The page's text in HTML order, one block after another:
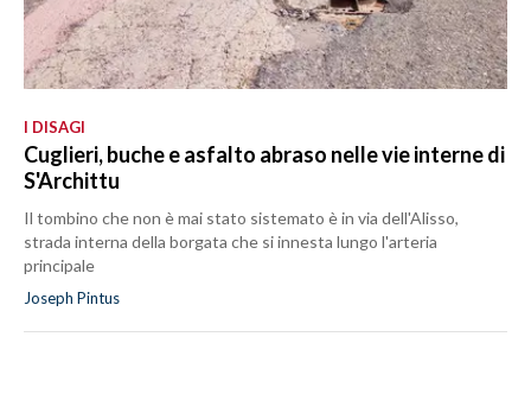
I DISAGI
Cuglieri, buche e asfalto abraso nelle vie interne di
S'Archittu
Il tombino che non è mai stato sistemato è in via dell'Alisso,
strada interna della borgata che si innesta lungo l'arteria
principale
Joseph Pintus